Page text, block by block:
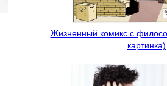
Жизненный комикс с
картинка)